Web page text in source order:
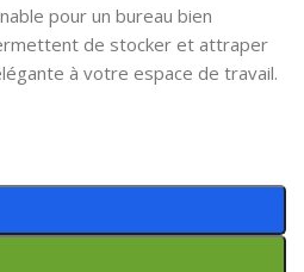
pour un bureau bien
de stocker et attraper
à votre espace de travail.